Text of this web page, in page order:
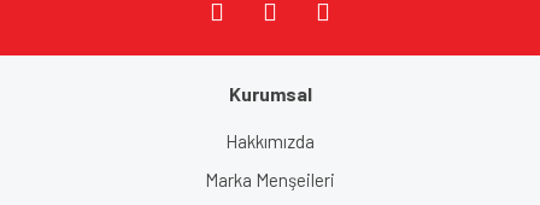
Kurumsal
Hakkımızda
Marka Menşeileri